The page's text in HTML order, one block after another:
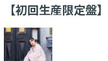
【初回生産限定盤】